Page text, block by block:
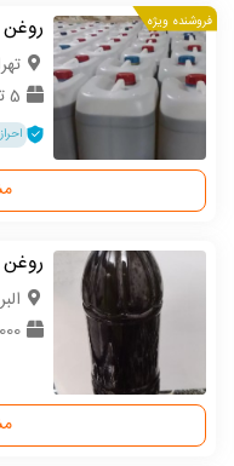
فروشنده ویژه روغن
5 تن
1000